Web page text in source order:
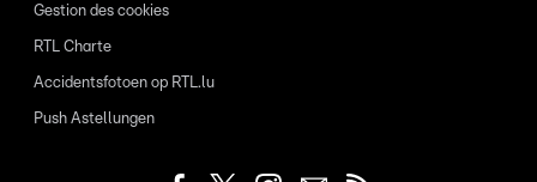
Gestion des cookies
RTL Charte
Accidentsfotoen op RTL.lu
Push Astellungen